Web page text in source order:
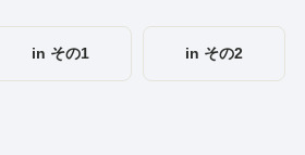
in その1 in その2